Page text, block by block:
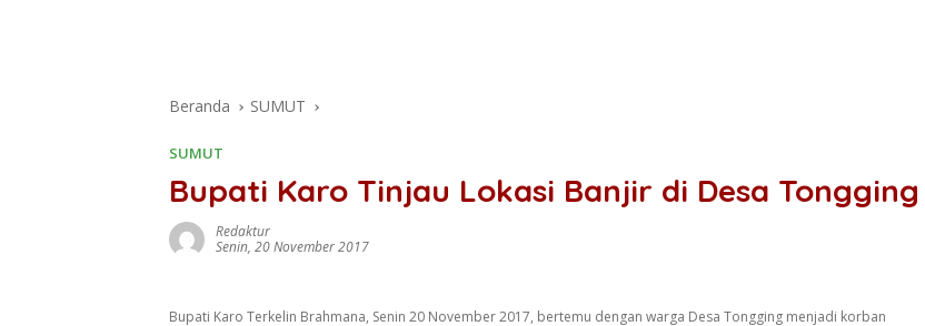
Beranda SUMUT
SUMUT
Bupati Karo Tinjau Lokasi Banjir di Desa Tongging
Redaktur
Senin, 20 November 2017
Bupati Karo Terkelin Brahmana, Senin 20 November 2017, bertemu dengan warga Desa Tongging menjadi korban